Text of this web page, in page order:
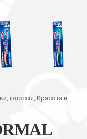
флоссы, Красота и